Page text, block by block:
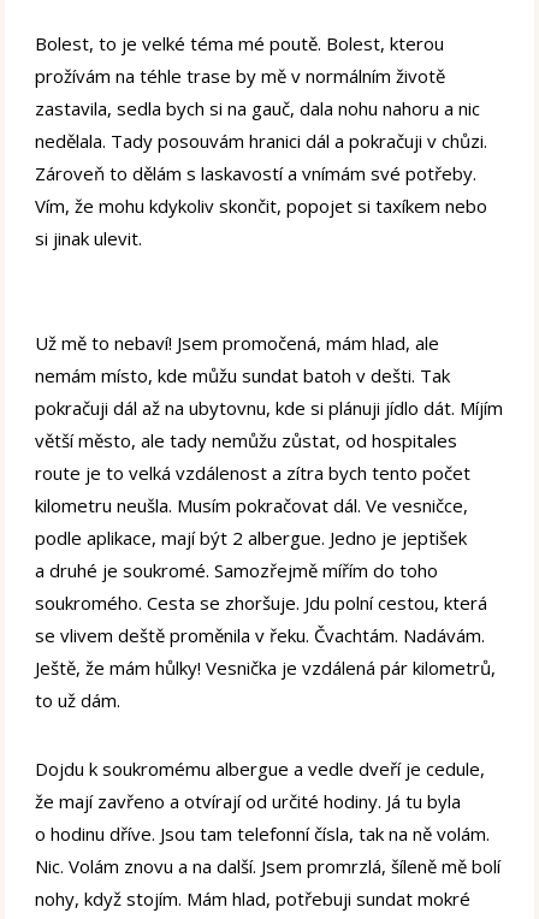
Bolest, to je velké téma mé poutě. Bolest, kterou
prožívám na téhle trase by mě v normálním životě
zastavila, sedla bych si na gauč, dala nohu nahoru a nic
nedělala. Tady posouvám hranici dál a pokračuji v chůzi.
Zároveň to dělám s laskavostí a vnímám své potřeby.
Vím, že mohu kdykoliv skončit, popojet si taxíkem nebo
si jinak ulevit.
Už mě to nebaví! Jsem promočená, mám hlad, ale
nemám místo, kde můžu sundat batoh v dešti. Tak
pokračuji dál až na ubytovnu, kde si plánuji jídlo dát. Míjím
větší město, ale tady nemůžu zůstat, od hospitales
route je to velká vzdálenost a zítra bych tento počet
kilometru neušla. Musím pokračovat dál. Ve vesničce,
podle aplikace, mají být 2 albergue. Jedno je jeptišek
a druhé je soukromé. Samozřejmě mířím do toho
soukromého. Cesta se zhoršuje. Jdu polní cestou, která
se vlivem deště proměnila v řeku. Čvachtám. Nadávám.
Ještě, že mám hůlky! Vesnička je vzdálená pár kilometrů,
to už dám.
Dojdu k soukromému albergue a vedle dveří je cedule,
že mají zavřeno a otvírají od určité hodiny. Já tu byla
o hodinu dříve. Jsou tam telefonní čísla, tak na ně volám.
Nic. Volám znovu a na další. Jsem promrzlá, šíleně mě bolí
nohy, když stojím. Mám hlad, potřebuji sundat mokré